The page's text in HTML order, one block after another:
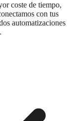
coste de tiempo,
con tus
automatizaciones